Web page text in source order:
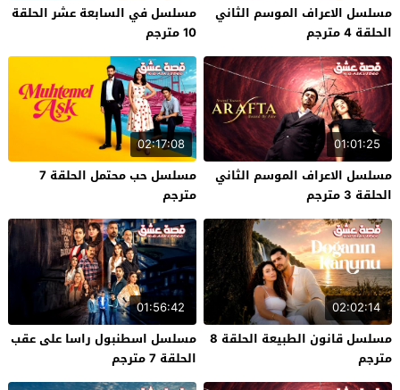
مسلسل الاعراف الموسم الثاني
الحلقة 4 مترجم
مسلسل في السابعة عشر الحلقة
10 مترجم
01:01:25
مسلسل الاعراف الموسم الثاني
الحلقة 3 مترجم
02:17:08
مسلسل حب محتمل الحلقة 7
مترجم
02:02:14
مسلسل قانون الطبيعة الحلقة 8
مترجم
01:56:42
مسلسل اسطنبول راسا على عقب
الحلقة 7 مترجم